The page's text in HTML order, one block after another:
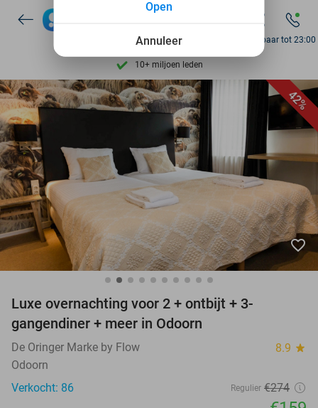
7 dagen per week beschikbaar
10+ miljoen leden
9,4 op basis van
Ontdek 15.000+ deals
7 dagen per week beschikbaar
10+ miljoen leden
Bereikbaar tot 23:00
42%
favorite_border
Luxe overnachting voor 2 + ontbijt + 3-
gangendiner + meer in Odoorn
De Oringer Marke by Flow 8.9 star
Odoorn
Verkocht: 86
Regulier €274
Annuleer
Open